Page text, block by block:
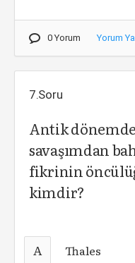
0 Yorum Yorum
7.Soru
Antik
savaşımdan
fikrinin
kimdir?
A Thales